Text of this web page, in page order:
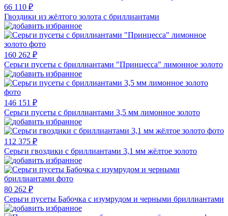
66 110 ₽
Гвоздики из жёлтого золота с бриллиантами
160 262 ₽
Серьги пусеты с бриллиантами "Принцесса" лимонное золото
146 151 ₽
Серьги пусеты с бриллиантами 3,5 мм лимонное золото
112 375 ₽
Серьги гвоздики с бриллиантами 3,1 мм жёлтое золото
80 262 ₽
Серьги пусеты Бабочка с изумрудом и черными бриллиантами